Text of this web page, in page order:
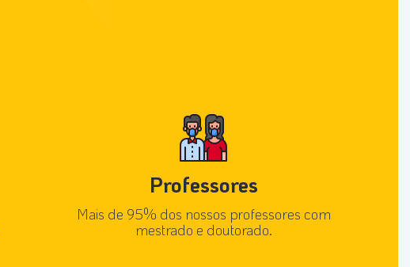
Professores
Mais de 95% dos nossos professores com
mestrado e doutorado.